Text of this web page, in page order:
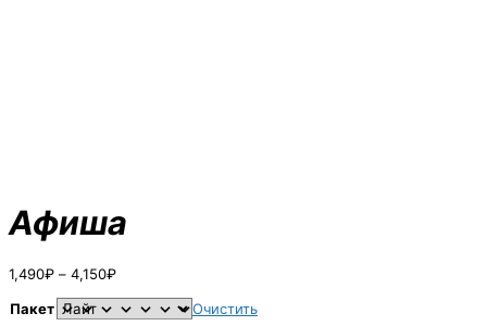
Афиша
1,490₽ – 4,150₽Диапазон
1,490₽
Пакет Очистить